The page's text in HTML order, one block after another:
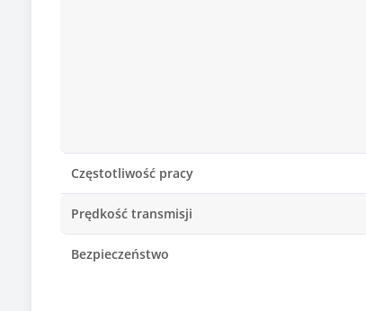
Częstotliwość pracy
Prędkość transmisji
Bezpieczeństwo